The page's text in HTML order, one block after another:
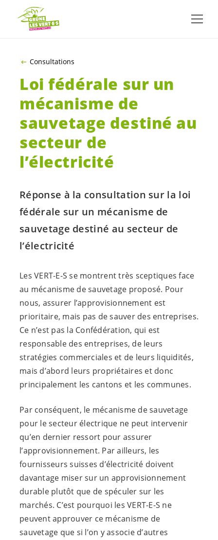
ALLER AU CONTENU PRINCIPAL
Consultations
Loi fédérale sur un
mécanisme de
sauvetage destiné au
secteur de
l’électricité
Réponse à la consultation sur la loi
fédérale sur un mécanisme de
sauvetage destiné au secteur de
l’électricité
Les VERT-E-S se montrent très sceptiques face
au mécanisme de sauvetage proposé. Pour
nous, assurer l’approvisionnement est
prioritaire, mais pas de sauver des entreprises.
Ce n’est pas la Confédération, qui est
responsable des entreprises, de leurs
stratégies commerciales et de leurs liquidités,
mais d’abord leurs propriétaires et donc
principalement les cantons et les communes.
Par conséquent, le mécanisme de sauvetage
pour le secteur électrique ne peut intervenir
qu’en dernier ressort pour assurer
l’approvisionnement. Par ailleurs, les
fournisseurs suisses d’électricité doivent
davantage miser sur un approvisionnement
durable plutôt que de spéculer sur les
marchés. C’est pourquoi les VERT-E-S ne
peuvent approuver ce mécanisme de
sauvetage que si l’on y associe d’autres